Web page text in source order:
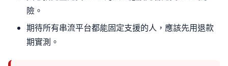
險。
期待所有串流平台都能固定支援的人，應該先用退款
期實測。